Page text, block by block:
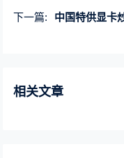
下一篇:
中国特供显卡炒到
相关文章